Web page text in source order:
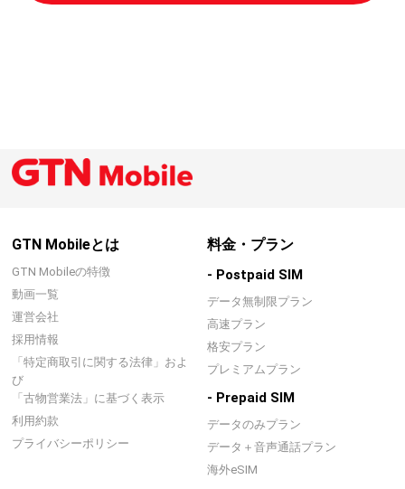
GTN Mobileとは
GTN Mobileの特徴
動画一覧
運営会社
採用情報
「特定商取引に関する法律」およ
び
「古物営業法」に基づく表示
利用約款
プライバシーポリシー
料金・プラン
- Postpaid SIM
データ無制限プラン
高速プラン
格安プラン
プレミアムプラン
- Prepaid SIM
データのみプラン
データ＋音声通話プラン
海外eSIM